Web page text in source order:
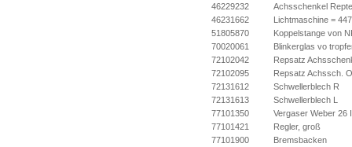
46229232
Achsschenkel
46231662
Lichtmaschine =
51805870
Koppelstange von
70020061
Blinkerglas vo
72102042
Repsatz
72102095
Repsatz Achssch.
72131612
Schwellerblech R
72131613
Schwellerblech L
77101350
Vergaser Weber 26
77101421
Regler, groß
77101900
Bremsbacken